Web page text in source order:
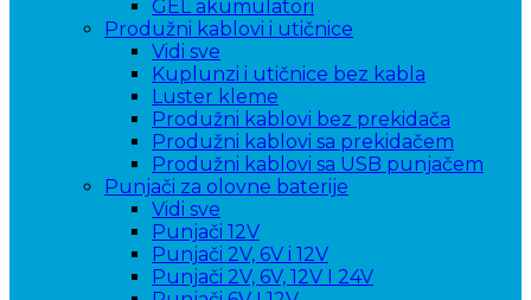
GEL akumulatori
Produžni kablovi i utičnice
Vidi sve
Kuplunzi i utičnice bez kabla
Luster kleme
Produžni kablovi bez prekidača
Produžni kablovi sa prekidačem
Produžni kablovi sa USB punjačem
Punjači za olovne baterije
Vidi sve
Punjači 12V
Punjači 2V, 6V i 12V
Punjači 2V, 6V, 12V I 24V